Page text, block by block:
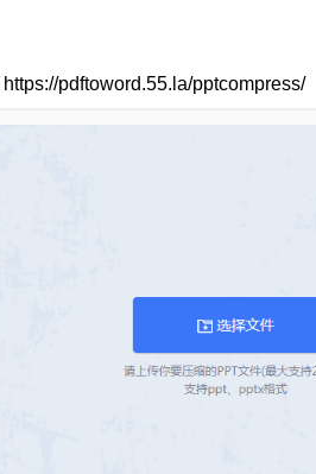
pdftoword.55.la/pptcompress/